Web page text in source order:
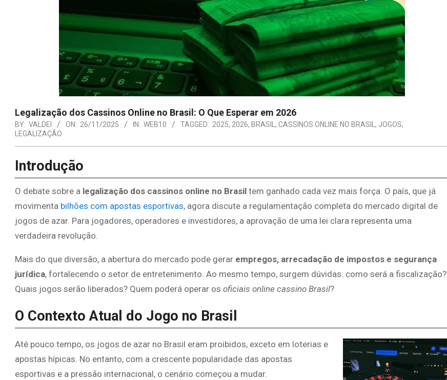
Legalização dos Cassinos Online no Brasil: O Que Esperar em 2026
BY: VALDEI ON: 26/11/2025 IN: WEB10 TAGGED: 2025, 2026, BRASIL , CASSINOS ONLINE NO BRASIL , JOGOS,
LEGALIZAÇÃO
Introdução
O debate sobre a legalização dos cassinos online no Brasil tem ganhado cada vez mais força. O país, que já
movimenta bilhões com apostas esportivas, agora discute a regulamentação completa do mercado digital de
jogos de azar. Para jogadores, operadores e investidores, a aprovação de uma lei clara representa uma
verdadeira revolução.
Mais do que diversão, a abertura do mercado pode gerar empregos, arrecadação de impostos e segurança
jurídica, fortalecendo o setor de entretenimento. Ao mesmo tempo, surgem dúvidas: como será a fiscalização?
Quais jogos serão liberados? Quem poderá operar os oficiais online cassino Brasil?
O Contexto Atual do Jogo no Brasil
Até pouco tempo, os jogos de azar no Brasil eram proibidos, exceto em loterias e
apostas hípicas. No entanto, com a crescente popularidade das apostas
esportivas e a pressão internacional, o cenário começou a mudar.